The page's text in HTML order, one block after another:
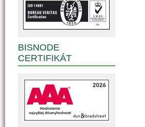
BISNODE
CERTIFIKÁT